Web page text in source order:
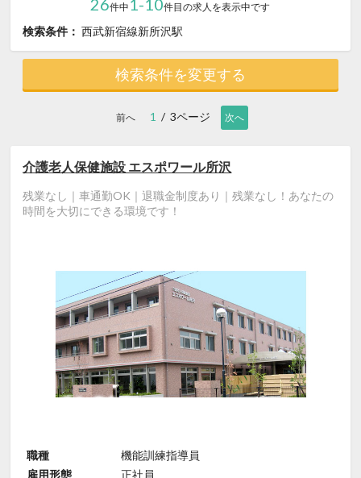
件中 件目の求人を表示中です
検索条件： 西武新宿線新所沢駅
検索条件を変更する
前へ 1 / 3ページ 次へ
介護老人保健施設 エスポワール所沢
残業なし｜車通勤OK｜退職金制度あり｜残業なし！あなたの
時間を大切にできる環境です！
職種
機能訓練指導員
雇用形態
正社員